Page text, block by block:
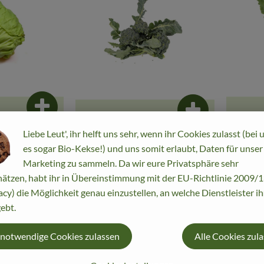
kleiner
Produkt zum Warenkorb hinzufügen
, Preis:
6,75 € / kg
APFELBACHERs Brokkoli
, Herkunft:
regional eig. Anbau
Produkt zum
, Preis:
2,30 €
, Herkunft:
Niederlande
, Verband:
hinzufügen
, Verband:
regional
Produkt zu Favouriten hinzufügen
Liebe Leut', ihr helft uns sehr, wenn ihr Cookies zulasst (bei
es sogar Bio-Kekse!) und uns somit erlaubt, Daten für unser
Marketing zu sammeln. Da wir eure Privatsphäre sehr
habt ihr in Übereinstimmung mit der EU-Richtlinie 2009/
die Möglichkeit genau einzustellen, an welche Dienstleister
Cookies zulassen Alle Cookies